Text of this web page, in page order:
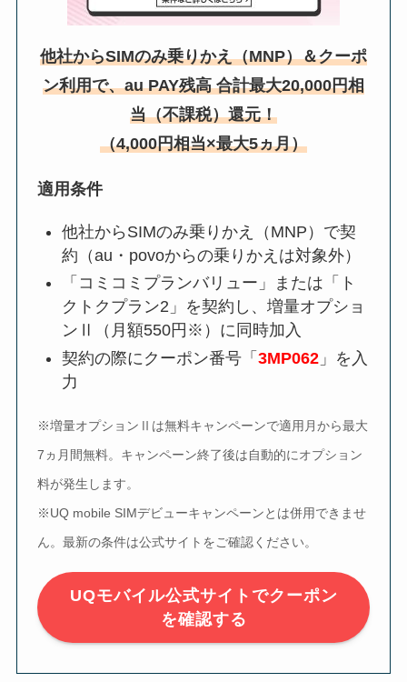
他社からSIMのみ乗りかえ（MNP）＆クーポ
ン利用で、au PAY残高 合計最大20,000円相
当（不課税）還元！
（4,000円相当×最大5ヵ月）
適用条件
他社からSIMのみ乗りかえ（MNP）で契
約（au・povoからの乗りかえは対象外）
「コミコミプランバリュー」または「ト
クトクプラン2」を契約し、増量オプショ
ンⅡ（月額550円※）に同時加入
契約の際にクーポン番号「3MP062 」を入
力
※増量オプションⅡは無料キャンペーンで適用月から最大
7ヵ月間無料。キャンペーン終了後は自動的にオプション
料が発生します。
※UQ mobile SIMデビューキャンペーンとは併用できませ
ん。最新の条件は公式サイトをご確認ください。
UQモバイル公式サイトでクーポン
を確認する